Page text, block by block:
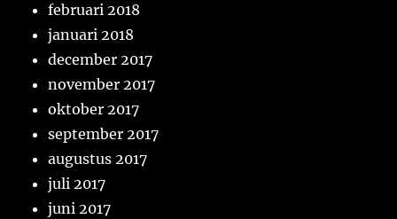
februari 2018
januari 2018
december 2017
november 2017
oktober 2017
september 2017
augustus 2017
juli 2017
juni 2017